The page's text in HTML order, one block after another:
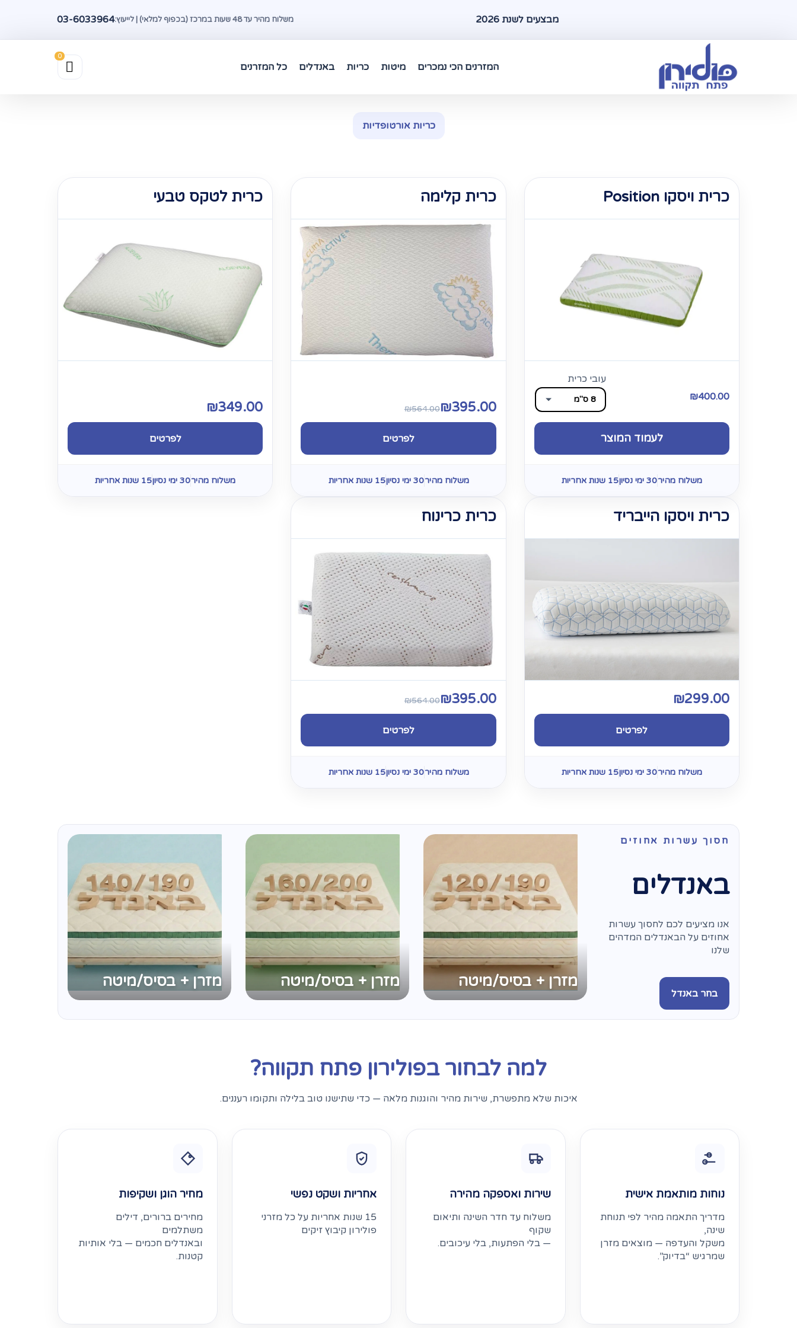
מבצעים לשנת 2026 משלוח מהיר עד 48 שעות במרכז (בכפוף למלאי) | לייעוץ: 03-6033964
המזרנים הכי נמכרים מיטות כריות באנדלים כל המזרנים
כריות אורטופדיות
כרית ויסקו Position
עובי כרית
₪400.00
לעמוד המוצר
משלוח מהיר30 ימי נסיון 15 שנות אחריות
כרית קלימה
₪395.00
₪564.00
לפרטים
משלוח מהיר30 ימי נסיון 15 שנות אחריות
כרית לטקס טבעי
₪349.00
לפרטים
משלוח מהיר30 ימי נסיון 15 שנות אחריות
כרית ויסקו הייבריד
₪299.00
לפרטים
משלוח מהיר30 ימי נסיון 15 שנות אחריות
כרית כרינוח
₪395.00
₪564.00
לפרטים
משלוח מהיר30 ימי נסיון 15 שנות אחריות
חסוך עשרות אחוזים
באנדלים
אנו מציעים לכם לחסוך עשרות
אחוזים על הבאנדלים המדהים
שלנו
בחר באנדל
מזרן + בסיס/מיטה מזרן + בסיס/מיטה מזרן + בסיס/מיטה
למה לבחור בפולירון פתח תקווה?
איכות שלא מתפשרת, שירות מהיר והוגנות מלאה — כדי שתישנו טוב בלילה ותקומו רעננים.
נוחות מותאמת אישית
מדריך התאמה מהיר לפי תנוחת
שינה,
משקל והעדפה — מוצאים מזרן
שמרגיש “בדיוק”.
שירות ואספקה מהירה
משלוח עד חדר השינה ותיאום
שקוף
— בלי הפתעות, בלי עיכובים.
אחריות ושקט נפשי
15 שנות אחריות על כל מזרני
פולירון קיבוץ זיקים
מחיר הוגן ושקיפות
מחירים ברורים, דילים
משתלמים
ובאנדלים חכמים — בלי אותיות
קטנות.